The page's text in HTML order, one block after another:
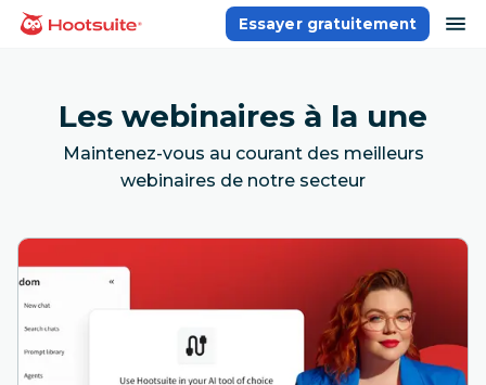
Aller
Accueil
Essayer gratuitement
Les webinaires à la une
Maintenez-vous au courant des meilleurs
webinaires de notre secteur